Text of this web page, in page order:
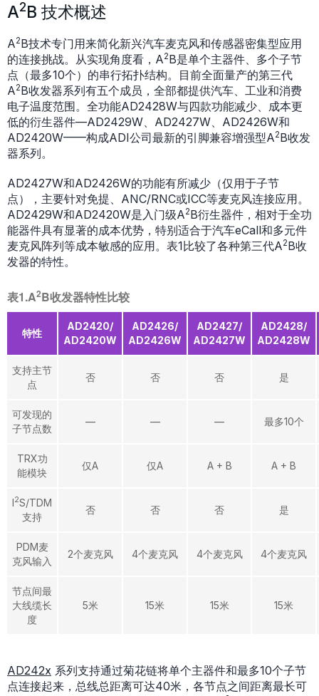
A2B 技术概述
A2B技术专门用来简化新兴汽车麦克风和传感器密集型应用
的连接挑战。从实现角度看，A2B是单个主器件、多个子节
点（最多10个）的串行拓扑结构。目前全面量产的第三代
A2B收发器系列有五个成员，全部都提供汽车、工业和消费
电子温度范围。全功能AD2428W与四款功能减少、成本更
低的衍生器件—AD2429W、AD2427W、AD2426W和
AD2420W——构成ADI公司最新的引脚兼容增强型A2B收发
器系列。
AD2427W和AD2426W的功能有所减少（仅用于子节
点），主要针对免提、ANC/RNC或ICC等麦克风连接应用。
AD2429W和AD2420W是入门级A2B衍生器件，相对于全功
能器件具有显著的成本优势，特别适合于汽车eCall和多元件
麦克风阵列等成本敏感的应用。表1比较了各种第三代A2B收
发器的特性。
表1.A2B收发器特性比较
特性
AD2420/
AD2420W
AD2426/
AD2426W
AD2427/
AD2427W
AD2428/
AD2428W
支持主节
点
否 否 否 是
可发现的
子节点数
— — — 最多10个
TRX功
能模块
仅A 仅A A + B A + B
I2S/TDM
支持
否 否 否 是
PDM麦
克风输入
2个麦克风 4个麦克风 4个麦克风 4个麦克风
节点间最
大线缆长
度
5米 15米 15米 15米
AD242x 系列支持通过菊花链将单个主器件和最多10个子节
点连接起来，总线总距离可达40米，各节点之间距离最长可